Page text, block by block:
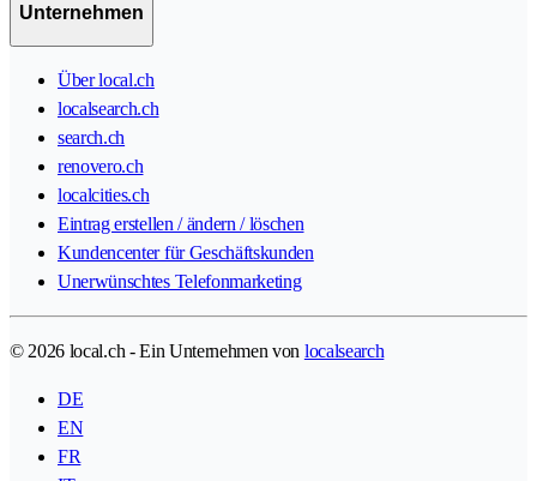
Unternehmen
Über local.ch
localsearch.ch
search.ch
renovero.ch
localcities.ch
Eintrag erstellen / ändern / löschen
Kundencenter für Geschäftskunden
Unerwünschtes Telefonmarketing
© 2026 local.ch - Ein Unternehmen von localsearch
DE
EN
FR